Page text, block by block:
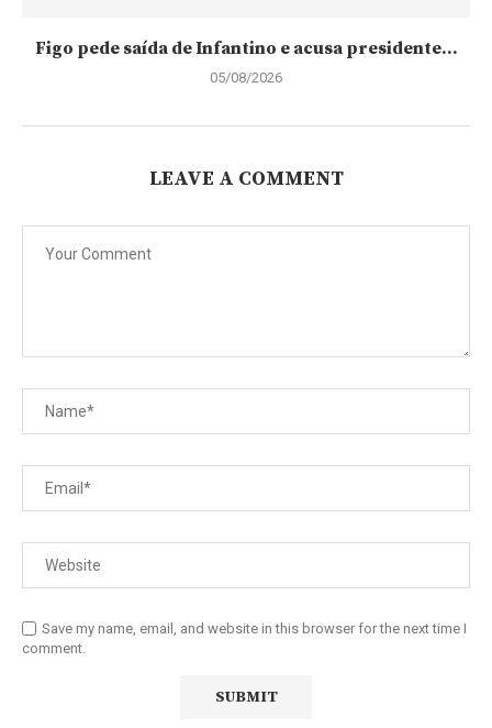
Figo pede saída de Infantino e acusa presidente...
05/08/2026
LEAVE A COMMENT
Save my name, email, and website in this browser for the next time I
comment.